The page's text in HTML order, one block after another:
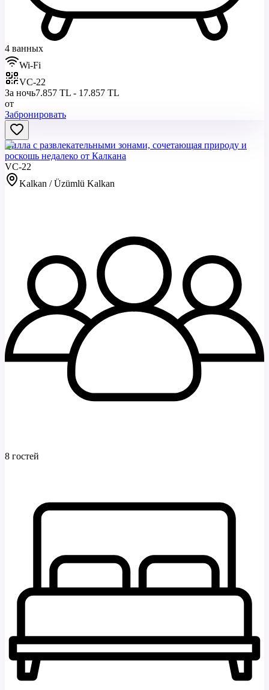
4 ванных
Wi-Fi
VC-22
За ночь7.857 TL - 17.857 TL
от
Забронировать
Вилла с развлекательными зонами, сочетающая природу и
роскошь недалеко от Калкана
VC-22
Kalkan / Üzümlü Kalkan
8 гостей